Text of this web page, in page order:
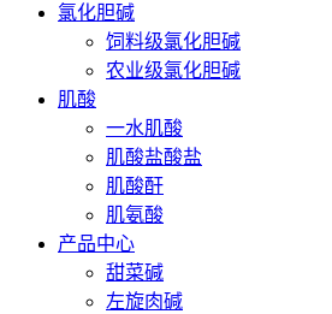
氯化胆碱
饲料级氯化胆碱
农业级氯化胆碱
肌酸
一水肌酸
肌酸盐酸盐
肌酸酐
肌氨酸
产品中心
甜菜碱
左旋肉碱